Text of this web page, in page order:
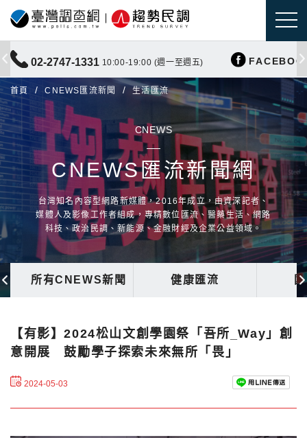
02-2747-1331 10:00-19:00 (週一至週五)
首頁 CNEWS匯流新聞 生活匯流
CNEWS
CNEWS匯流新聞網
台灣知名內容型網路新媒體，2016年成立，由資深記者、
媒體人及影像工作者組成，專精數位匯流、醫藥生活、網路
科技、政治民調、新能源、金融財經及企業公益領域。
所有CNEWS新聞 健康匯流
【有影】2024松山文創學園祭「吾所_Way」創
意開展 鼓勵學子探索未來無所「畏」
2024-05-03